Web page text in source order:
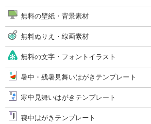
無料の壁紙・背景素材
無料ぬりえ・線画素材
無料の文字・フォントイラスト
暑中・残暑見舞いはがきテンプレート
寒中見舞いはがきテンプレート
喪中はがきテンプレート